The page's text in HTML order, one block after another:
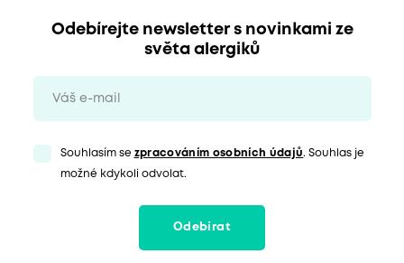
Odebírejte newsletter s novinkami ze
světa alergiků
Souhlasím se zpracováním osobních údajů. Souhlas je
možné kdykoli odvolat.
Odebírat